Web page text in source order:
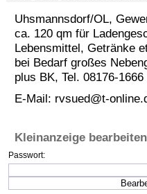
Gesundheit
Kultur
Sport
Termine
Uhsmannsdorf/OL,
ca. 120 qm für
Lebensmittel, Getränke
bei Bedarf großes
plus BK, Tel. 08176-
E-Mail: rvsued@t-
Kleinanzeige bearbeiten
Passwort: